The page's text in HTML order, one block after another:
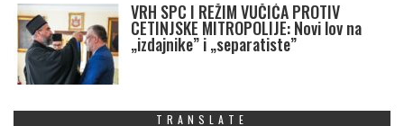
VRH SPC I REŽIM VUČIĆA PROTIV
CETINJSKE MITROPOLIJE: Novi lov na
„izdajnike” i „separatiste”
TRANSLATE